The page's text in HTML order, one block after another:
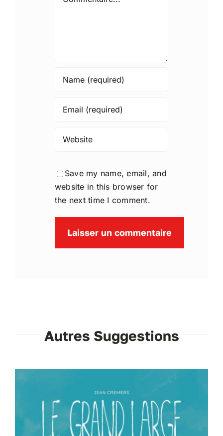
Save my name, email, and
website in this browser for
the next time I comment.
Autres Suggestions